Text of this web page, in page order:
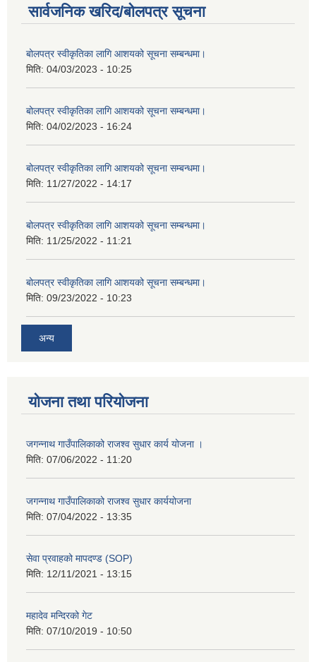
सार्वजनिक खरिद/बोलपत्र सूचना
बोलपत्र स्वीकृतिका लागि आशयको सूचना सम्बन्धमा।
मिति: 04/03/2023 - 10:25
बोलपत्र स्वीकृतिका लागि आशयको सूचना सम्बन्धमा।
मिति: 04/02/2023 - 16:24
बोलपत्र स्वीकृतिका लागि आशयको सूचना सम्बन्धमा।
मिति: 11/27/2022 - 14:17
बोलपत्र स्वीकृतिका लागि आशयको सूचना सम्बन्धमा।
मिति: 11/25/2022 - 11:21
बोलपत्र स्वीकृतिका लागि आशयको सूचना सम्बन्धमा।
मिति: 09/23/2022 - 10:23
अन्य
योजना तथा परियोजना
जगन्नाथ गाउँपालिकाको राजश्व सुधार कार्य योजना ।
मिति: 07/06/2022 - 11:20
जगन्नाथ गाउँपालिकाको राजश्व सुधार कार्ययोजना
मिति: 07/04/2022 - 13:35
सेवा प्रवाहको मापदण्ड (SOP)
मिति: 12/11/2021 - 13:15
महादेव मन्दिरको गेट
मिति: 07/10/2019 - 10:50